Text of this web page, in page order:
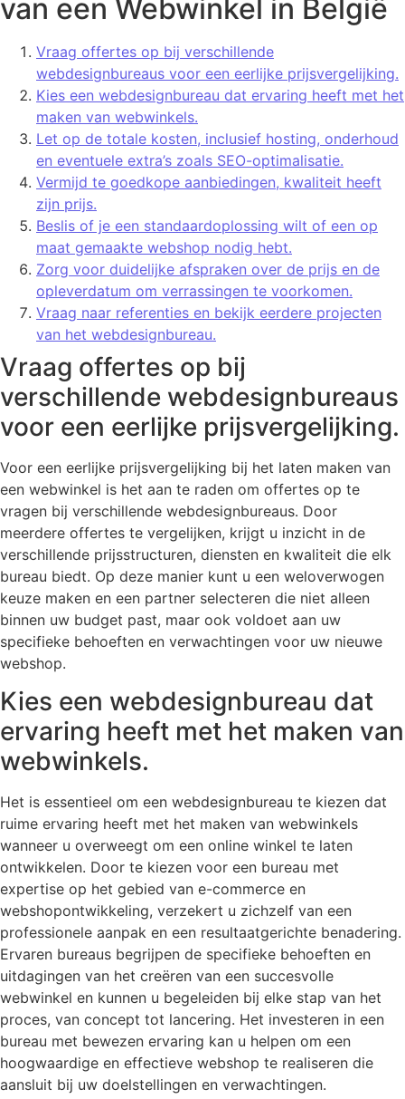
van een Webwinkel in België
Vraag offertes op bij verschillende
webdesignbureaus voor een eerlijke prijsvergelijking.
Kies een webdesignbureau dat ervaring heeft met het
maken van webwinkels.
Let op de totale kosten, inclusief hosting, onderhoud
en eventuele extra’s zoals SEO-optimalisatie.
Vermijd te goedkope aanbiedingen, kwaliteit heeft
zijn prijs.
Beslis of je een standaardoplossing wilt of een op
maat gemaakte webshop nodig hebt.
Zorg voor duidelijke afspraken over de prijs en de
opleverdatum om verrassingen te voorkomen.
Vraag naar referenties en bekijk eerdere projecten
van het webdesignbureau.
Vraag offertes op bij
verschillende webdesignbureaus
voor een eerlijke prijsvergelijking.
Voor een eerlijke prijsvergelijking bij het laten maken van
een webwinkel is het aan te raden om offertes op te
vragen bij verschillende webdesignbureaus. Door
meerdere offertes te vergelijken, krijgt u inzicht in de
verschillende prijsstructuren, diensten en kwaliteit die elk
bureau biedt. Op deze manier kunt u een weloverwogen
keuze maken en een partner selecteren die niet alleen
binnen uw budget past, maar ook voldoet aan uw
specifieke behoeften en verwachtingen voor uw nieuwe
webshop.
Kies een webdesignbureau dat
ervaring heeft met het maken van
webwinkels.
Het is essentieel om een webdesignbureau te kiezen dat
ruime ervaring heeft met het maken van webwinkels
wanneer u overweegt om een online winkel te laten
ontwikkelen. Door te kiezen voor een bureau met
expertise op het gebied van e-commerce en
webshopontwikkeling, verzekert u zichzelf van een
professionele aanpak en een resultaatgerichte benadering.
Ervaren bureaus begrijpen de specifieke behoeften en
uitdagingen van het creëren van een succesvolle
webwinkel en kunnen u begeleiden bij elke stap van het
proces, van concept tot lancering. Het investeren in een
bureau met bewezen ervaring kan u helpen om een
hoogwaardige en effectieve webshop te realiseren die
aansluit bij uw doelstellingen en verwachtingen.